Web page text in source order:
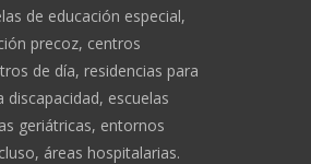
de educación especial,
precoz, centros
de día, residencias para
discapacidad, escuelas
geriátricas, entornos
áreas hospitalarias.